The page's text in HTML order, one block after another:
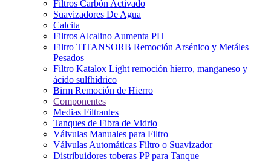
Filtros Carbón Activado
Suavizadores De Agua
Calcita
Filtros Alcalino Aumenta PH
Filtro TITANSORB Remoción Arsénico y Metáles
Pesados
Filtro Katalox Light remoción hierro, manganeso y
ácido sulfhídrico
Birm Remoción de Hierro
Componentes
Medias Filtrantes
Tanques de Fibra de Vidrio
Válvulas Manuales para Filtro
Válvulas Automáticas Filtro o Suavizador
Distribuidores toberas PP para Tanque